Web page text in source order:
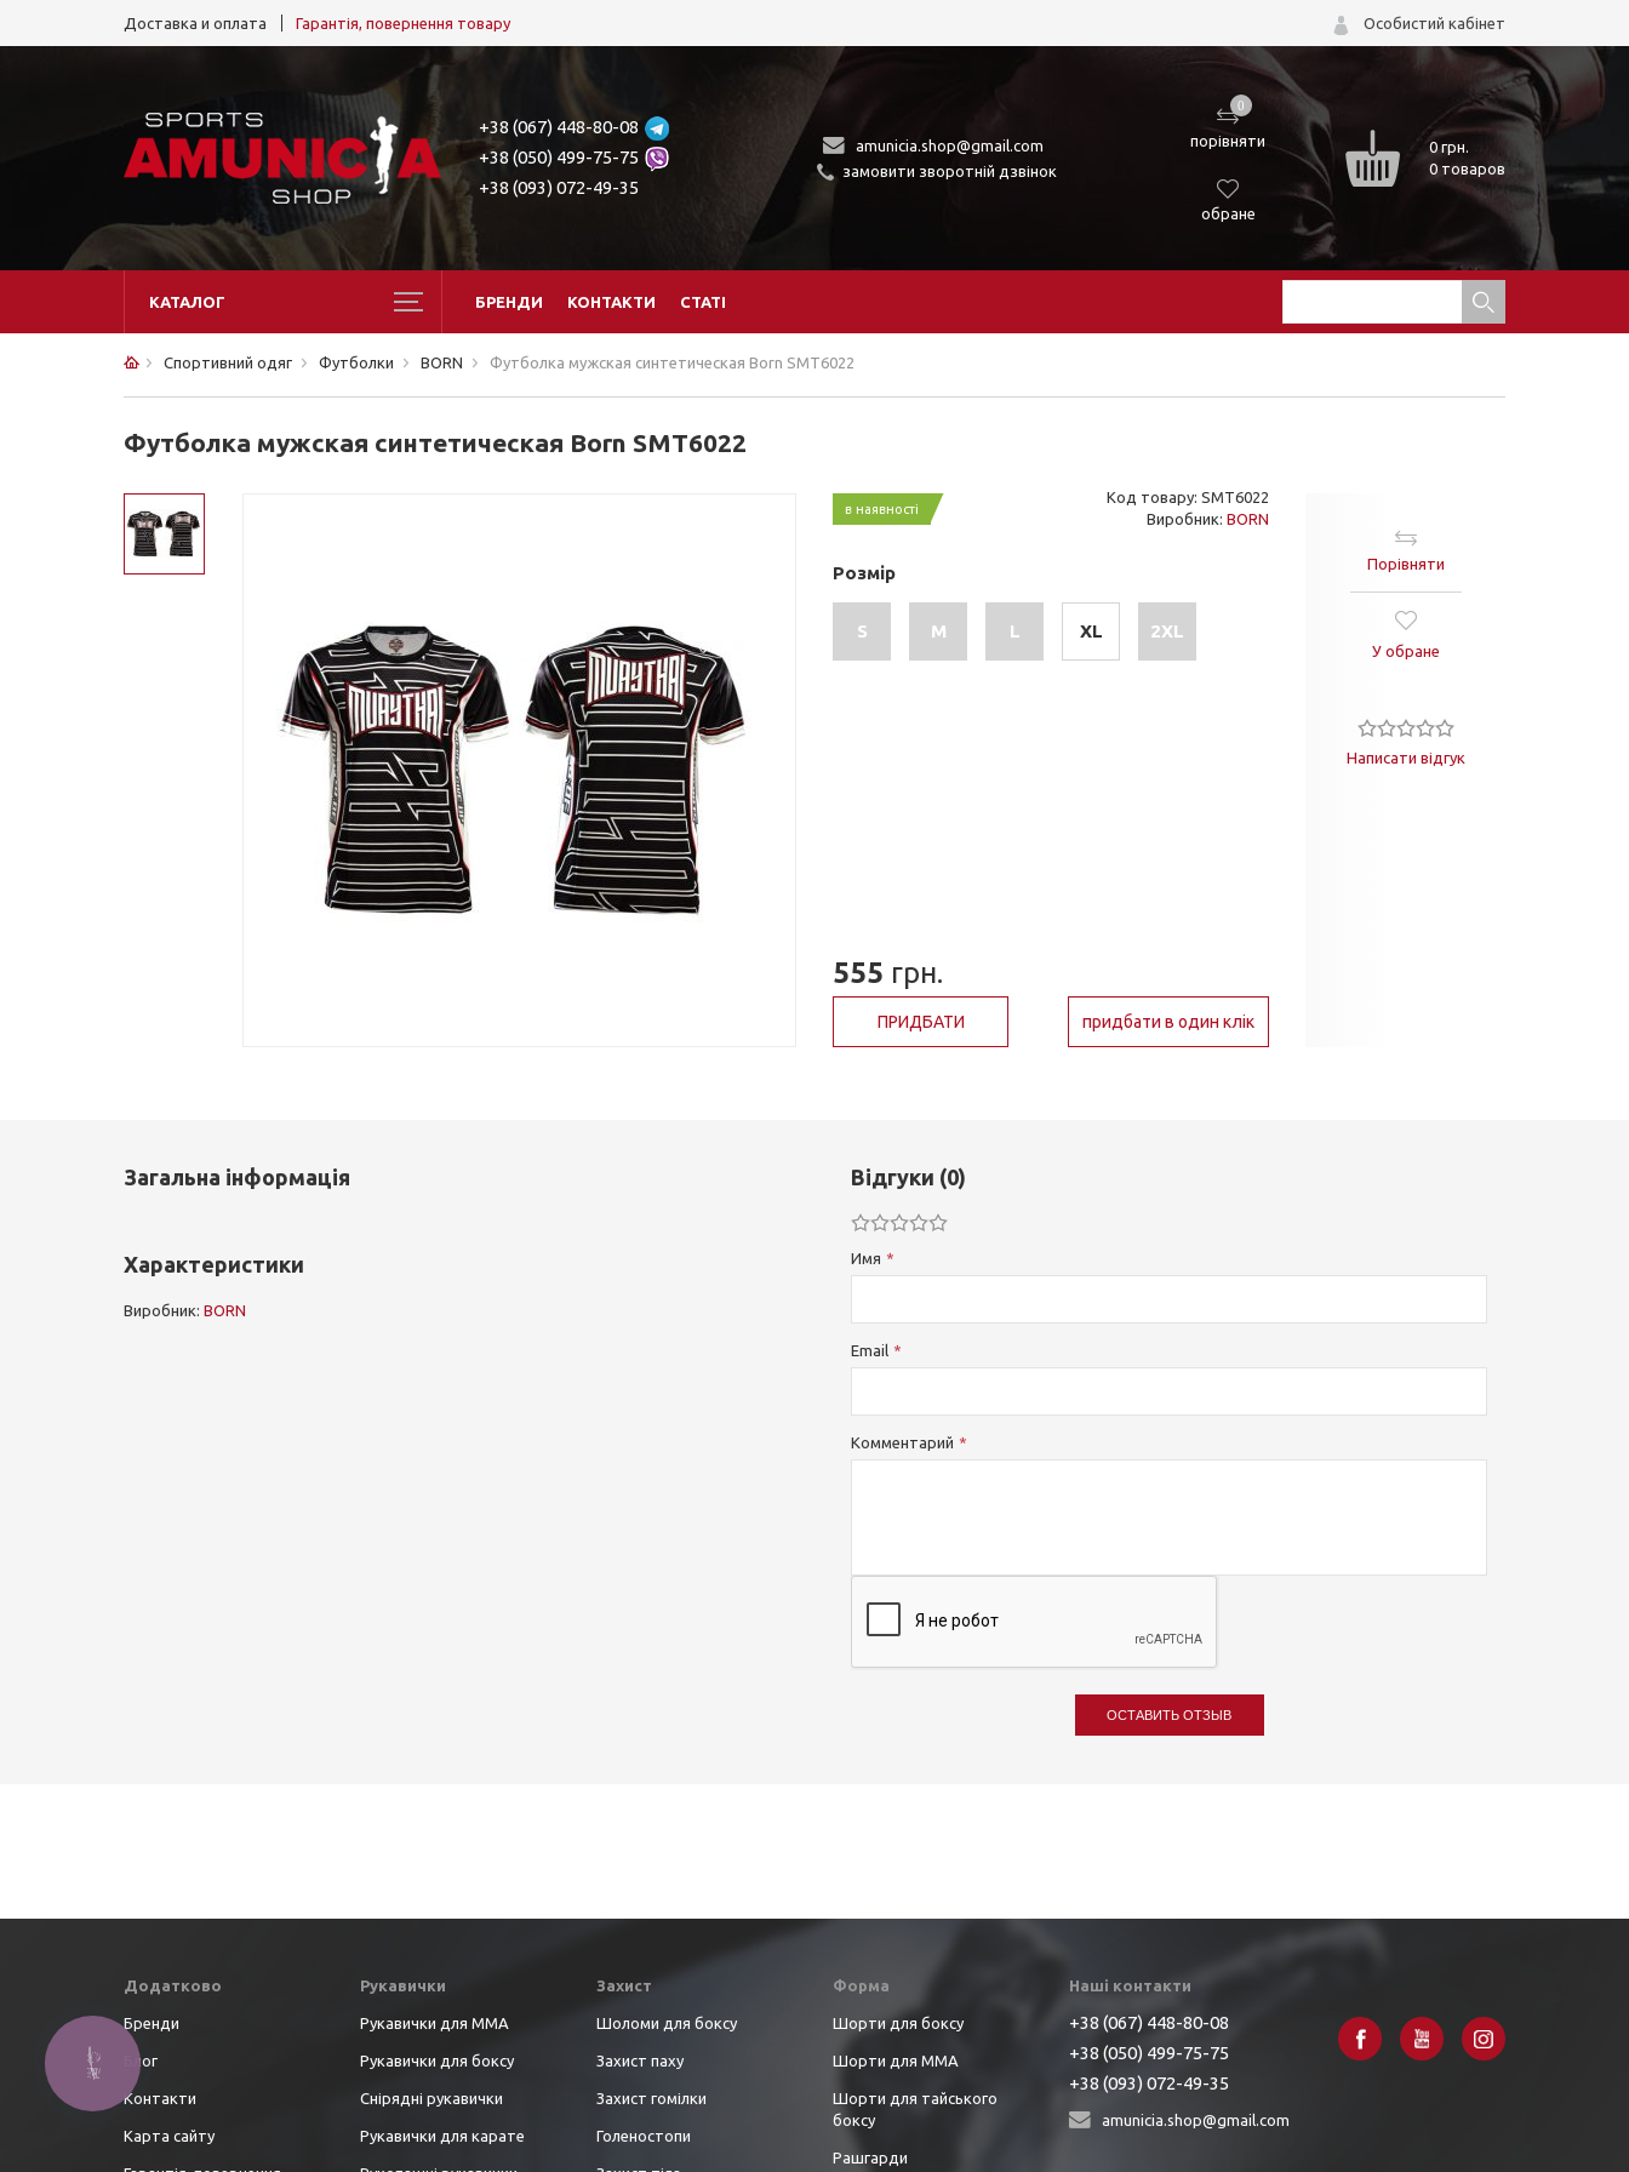
Доставка и оплата Гарантія, повернення товару Особистий кабінет
+38 (067) 448-80-08
+38 (050) 499-75-75
+38 (093) 072-49-35
amunicia.shop@gmail.com
замовити зворотній дзвінок
0
порівняти
обране
0грн.
0 товаров
КАТАЛОГ БРЕНДИ КОНТАКТИ СТАТІ
Спортивний одяг Футболки BORN Футболка мужская синтетическая Born SMT6022
Футболка мужская синтетическая Born SMT6022
в наявності
Код товару: SMT6022
Виробник: BORN
Розмір
S M L XL 2XL
555 грн.
ПРИДБАТИ придбати в один клік
Порівняти
У обране
Написати відгук
Загальна інформація
Характеристики
Виробник: BORN
Відгуки (0)
Имя
Email
Комментарий
ОСТАВИТЬ ОТЗЫВ
Додатково
Бренди
Блог
Контакти
Карта сайту
Рукавички
Рукавички для ММА
Рукавички для боксу
Снірядні рукавички
Рукавички для карате
Захист
Шоломи для боксу
Захист паху
Захист гомілки
Голеностопи
Форма
Шорти для боксу
Шорти для ММА
Шорти для тайського
боксу
Рашгарди
Наші контакти
+38 (067) 448-80-08
+38 (050) 499-75-75
+38 (093) 072-49-35
amunicia.shop@gmail.com